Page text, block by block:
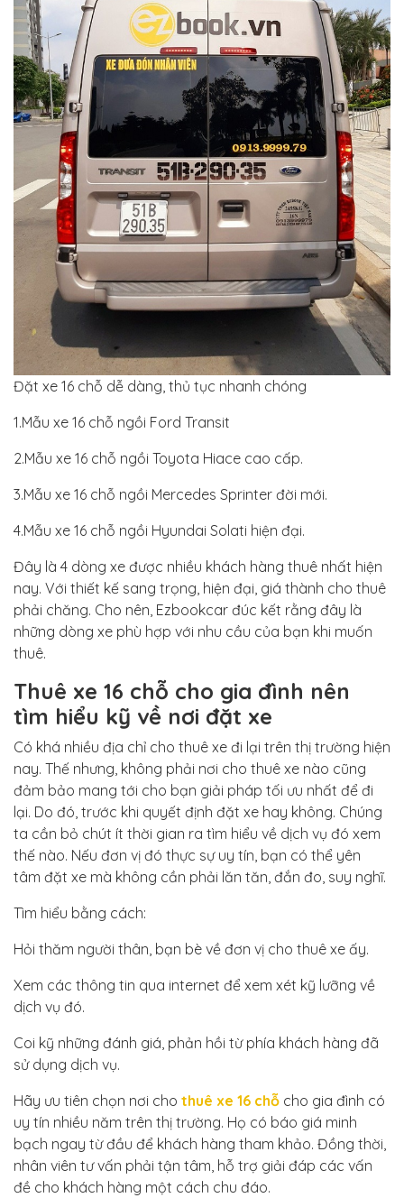
Đặt xe 16 chỗ dễ dàng, thủ tục nhanh chóng
1.Mẫu xe 16 chỗ ngồi Ford Transit
2.Mẫu xe 16 chỗ ngồi Toyota Hiace cao cấp.
3.Mẫu xe 16 chỗ ngồi Mercedes Sprinter đời mới.
4.Mẫu xe 16 chỗ ngồi Hyundai Solati hiện đại.
Đây là 4 dòng xe được nhiều khách hàng thuê nhất hiện
nay. Với thiết kế sang trọng, hiện đại, giá thành cho thuê
phải chăng. Cho nên, Ezbookcar đúc kết rằng đây là
những dòng xe phù hợp với nhu cầu của bạn khi muốn
thuê.
Thuê xe 16 chỗ cho gia đình nên
tìm hiểu kỹ về nơi đặt xe
Có khá nhiều địa chỉ cho thuê xe đi lại trên thị trường hiện
nay. Thế nhưng, không phải nơi cho thuê xe nào cũng
đảm bảo mang tới cho bạn giải pháp tối ưu nhất để đi
lại. Do đó, trước khi quyết định đặt xe hay không. Chúng
ta cần bỏ chút ít thời gian ra tìm hiểu về dịch vụ đó xem
thế nào. Nếu đơn vị đó thực sự uy tín, bạn có thể yên
tâm đặt xe mà không cần phải lăn tăn, đắn đo, suy nghĩ.
Tìm hiểu bằng cách:
Hỏi thăm người thân, bạn bè về đơn vị cho thuê xe ấy.
Xem các thông tin qua internet để xem xét kỹ lưỡng về
dịch vụ đó.
Coi kỹ những đánh giá, phản hồi từ phía khách hàng đã
sử dụng dịch vụ.
Hãy ưu tiên chọn nơi cho thuê xe 16 chỗ cho gia đình có
uy tín nhiều năm trên thị trường. Họ có báo giá minh
bạch ngay từ đầu để khách hàng tham khảo. Đồng thời,
nhân viên tư vấn phải tận tâm, hỗ trợ giải đáp các vấn
đề cho khách hàng một cách chu đáo.